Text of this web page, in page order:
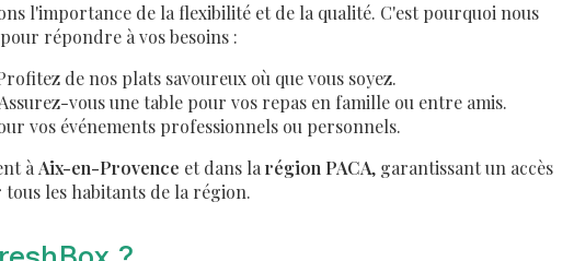
l'importance de la flexibilité et de la qualité. C'est pourquoi nous
répondre à vos besoins :
de nos plats savoureux où que vous soyez.
vous une table pour vos repas en famille ou entre amis.
vos événements professionnels ou personnels.
à Aix-en-Provence et dans la région PACA, garantissant un accès
les habitants de la région.